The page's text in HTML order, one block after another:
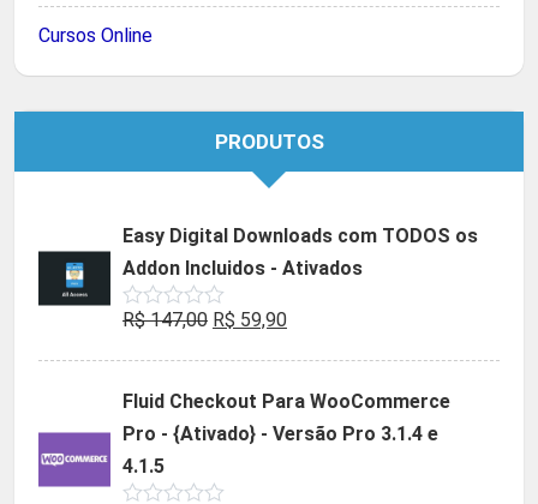
Cursos Online
PRODUTOS
Easy Digital Downloads com TODOS os
Addon Incluidos - Ativados
Avaliação
de
R$147,00 O
era:
R$ 147,00.
R$ 59,90O
é:
R$ 59,90.
Fluid Checkout Para WooCommerce
Pro - {Ativado} - Versão Pro 3.1.4 e
4.1.5